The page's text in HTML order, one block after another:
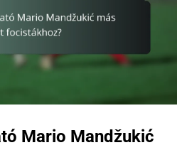
Mario Mandžukić